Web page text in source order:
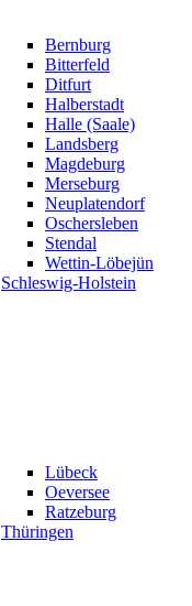
Bernburg
Bitterfeld
Ditfurt
Halberstadt
Halle (Saale)
Landsberg
Magdeburg
Merseburg
Neuplatendorf
Oschersleben
Stendal
Wettin-Löbejün
Schleswig-Holstein
Lübeck
Oeversee
Ratzeburg
Thüringen